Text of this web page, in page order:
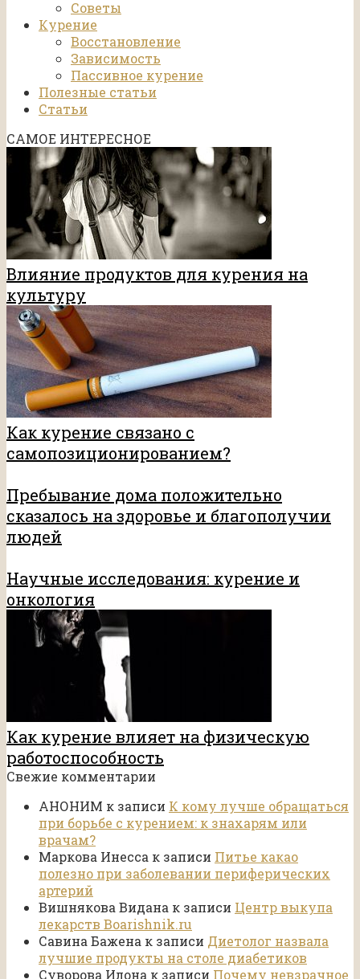
Советы
Курение
Восстановление
Зависимость
Пассивное курение
Полезные статьи
Статьи
САМОЕ ИНТЕРЕСНОЕ
Влияние продуктов для курения на
культуру
Как курение связано с
самопозиционированием?
Пребывание дома положительно
сказалось на здоровье и благополучии
людей
Научные исследования: курение и
онкология
Как курение влияет на физическую
работоспособность
Свежие комментарии
АНОНИМ к записи К кому лучше обращаться
при борьбе с курением: к знахарям или
врачам?
Маркова Инесса к записи Питье какао
полезно при заболевании периферических
артерий
Вишнякова Видана к записи Центр выкупа
лекарств Boarishnik.ru
Савина Бажена к записи Диетолог назвала
лучшие продукты на столе диабетиков
Суворова Илона к записи Почему невзрачное